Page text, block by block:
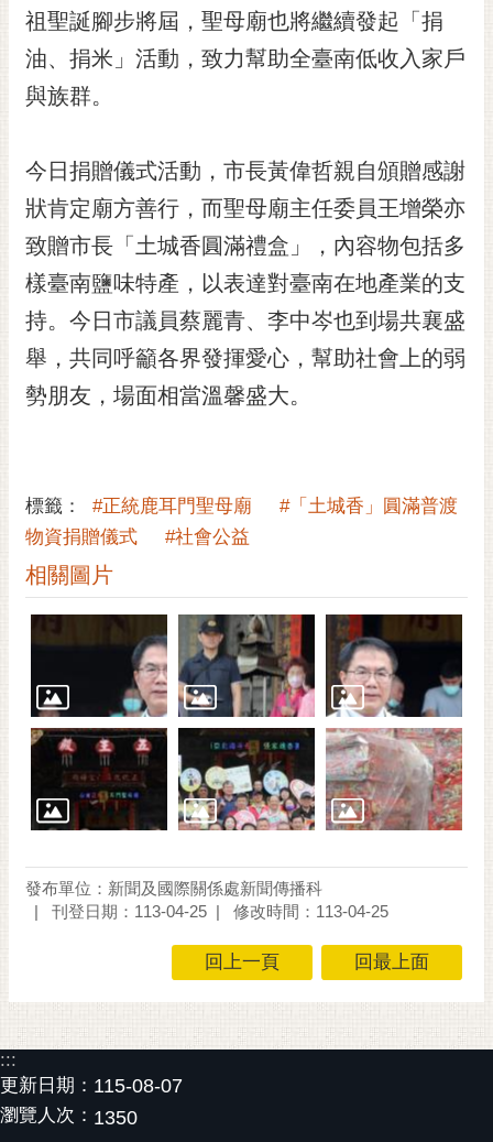
日
本
語
私
及
安
全
政
策
網
站
資
宣
告
市
府
祖聖誕腳步將屆，聖母廟也將繼續發起「捐
油、捐米」活動，致力幫助全臺南低收入家戶
與族群。
今日捐贈儀式活動，市長黃偉哲親自頒贈感謝
狀肯定廟方善行，而聖母廟主任委員王增榮亦
致贈市長「土城香圓滿禮盒」，內容物包括多
樣臺南鹽味特產，以表達對臺南在地產業的支
持。今日市議員蔡麗青、李中岑也到場共襄盛
舉，共同呼籲各界發揮愛心，幫助社會上的弱
勢朋友，場面相當溫馨盛大。
標籤： #正統鹿耳門聖母廟
#「土城香」圓滿普渡
物資捐贈儀式
#社會公益
相關圖片
發布單位：新聞及國際關係處新聞傳播科
刊登日期：113-04-25
修改時間：113-04-25
回上一頁 回最上面
:::
更新日期： 115-08-07
瀏覽人次： 1350